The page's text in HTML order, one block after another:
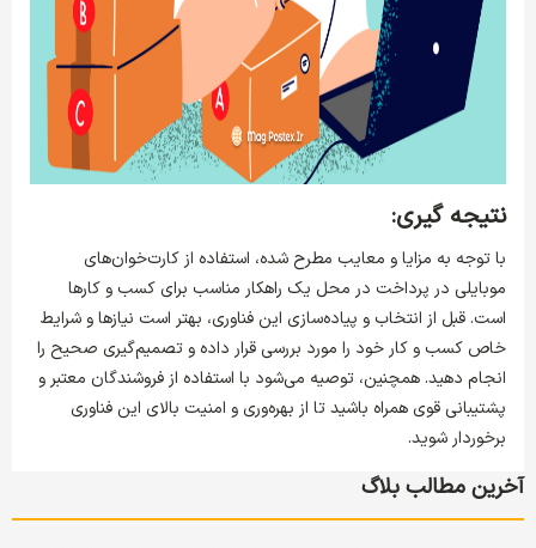
نتیجه گیری:
با توجه به مزایا و معایب مطرح شده، استفاده از کارت‌خوان‌های
موبایلی در پرداخت در محل یک راهکار مناسب برای کسب و کارها
است. قبل از انتخاب و پیاده‌سازی این فناوری، بهتر است نیازها و شرایط
خاص کسب و کار خود را مورد بررسی قرار داده و تصمیم‌گیری صحیح را
انجام دهید. همچنین، توصیه می‌شود با استفاده از فروشندگان معتبر و
پشتیبانی قوی همراه باشید تا از بهره‌وری و امنیت بالای این فناوری
برخوردار شوید.
آخرین مطالب بلاگ